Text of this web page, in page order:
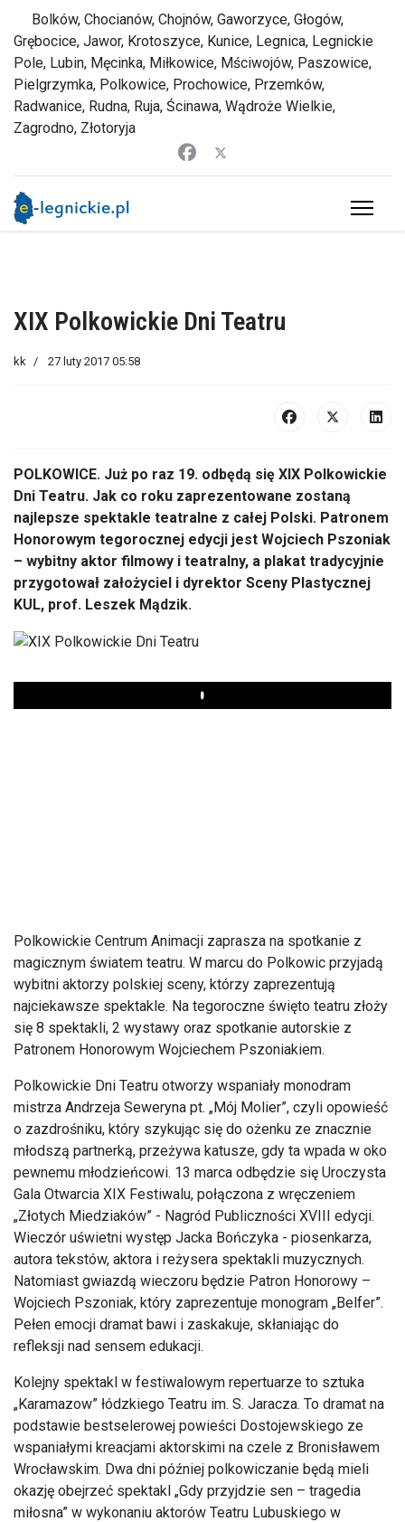
Bolków, Chocianów, Chojnów, Gaworzyce, Głogów,
Grębocice, Jawor, Krotoszyce, Kunice, Legnica, Legnickie
Pole, Lubin, Męcinka, Miłkowice, Mściwojów, Paszowice,
Pielgrzymka, Polkowice, Prochowice, Przemków,
Radwanice, Rudna, Ruja, Ścinawa, Wądroże Wielkie,
Zagrodno, Złotoryja
XIX Polkowickie Dni Teatru
kk 27 luty 2017 05:58
POLKOWICE. Już po raz 19. odbędą się XIX Polkowickie
Dni Teatru. Jak co roku zaprezentowane zostaną
najlepsze spektakle teatralne z całej Polski. Patronem
Honorowym tegorocznej edycji jest Wojciech Pszoniak
– wybitny aktor filmowy i teatralny, a plakat tradycyjnie
przygotował założyciel i dyrektor Sceny Plastycznej
KUL, prof. Leszek Mądzik.
Play
Polkowickie Centrum Animacji zaprasza na spotkanie z
magicznym światem teatru. W marcu do Polkowic przyjadą
wybitni aktorzy polskiej sceny, którzy zaprezentują
najciekawsze spektakle. Na tegoroczne święto teatru złoży
się 8 spektakli, 2 wystawy oraz spotkanie autorskie z
Patronem Honorowym Wojciechem Pszoniakiem.
Polkowickie Dni Teatru otworzy wspaniały monodram
mistrza Andrzeja Seweryna pt. „Mój Molier”, czyli opowieść
o zazdrośniku, który szykując się do ożenku ze znacznie
młodszą partnerką, przeżywa katusze, gdy ta wpada w oko
pewnemu młodzieńcowi. 13 marca odbędzie się Uroczysta
Gala Otwarcia XIX Festiwalu, połączona z wręczeniem
„Złotych Miedziaków” - Nagród Publiczności XVIII edycji.
Wieczór uświetni występ Jacka Bończyka - piosenkarza,
autora tekstów, aktora i reżysera spektakli muzycznych.
Natomiast gwiazdą wieczoru będzie Patron Honorowy –
Wojciech Pszoniak, który zaprezentuje monogram „Belfer”.
Pełen emocji dramat bawi i zaskakuje, skłaniając do
refleksji nad sensem edukacji.
Kolejny spektakl w festiwalowym repertuarze to sztuka
„Karamazow” łódzkiego Teatru im. S. Jaracza. To dramat na
podstawie bestselerowej powieści Dostojewskiego ze
wspaniałymi kreacjami aktorskimi na czele z Bronisławem
Wrocławskim. Dwa dni później polkowiczanie będą mieli
okazję obejrzeć spektakl „Gdy przyjdzie sen – tragedia
miłosna” w wykonaniu aktorów Teatru Lubuskiego w